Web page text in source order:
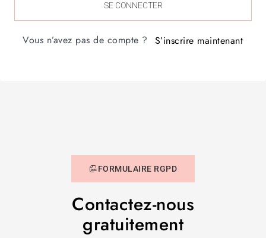
SE CONNECTER
Vous n’avez pas de compte ? S’inscrire maintenant
FORMULAIRE RGPD
Contactez-nous
gratuitement